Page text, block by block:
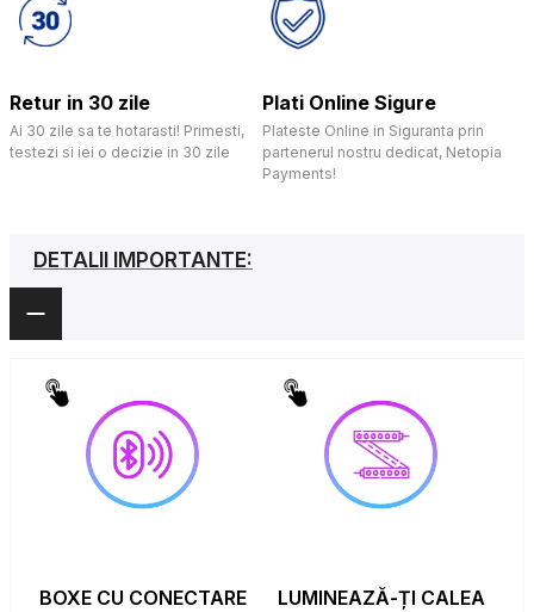
Retur in 30 zile
Ai 30 zile sa te hotarasti! Primesti,
testezi si iei o decizie in 30 zile
Plati Online Sigure
Plateste Online in Siguranta prin
partenerul nostru dedicat, Netopia
Payments!
DETALII IMPORTANTE:
BOXE CU CONECTARE
LUMINEAZĂ-ȚI CALEA